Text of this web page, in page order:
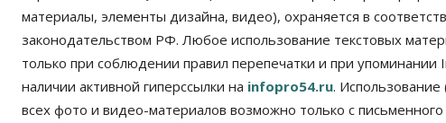
материалы, элементы дизайна, видео), охраняется в
законодательством РФ. Любое использование текстовых
только при соблюдении правил перепечатки и при упоминании
наличии активной гиперссылки на infopro54.ru.
всех фото и видео-материалов возможно только с